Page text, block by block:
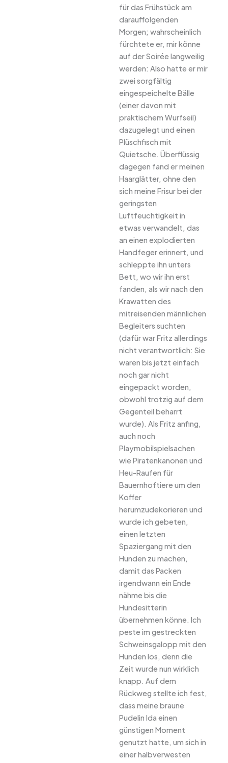
für das Frühstück am
darauffolgenden
Morgen; wahrscheinlich
fürchtete er, mir könne
auf der Soirée langweilig
werden: Also hatte er mir
zwei sorgfältig
eingespeichelte Bälle
(einer davon mit
praktischem Wurfseil)
dazugelegt und einen
Plüschfisch mit
Quietsche. Überflüssig
dagegen fand er meinen
Haarglätter, ohne den
sich meine Frisur bei der
geringsten
Luftfeuchtigkeit in
etwas verwandelt, das
an einen explodierten
Handfeger erinnert, und
schleppte ihn unters
Bett, wo wir ihn erst
fanden, als wir nach den
Krawatten des
mitreisenden männlichen
Begleiters suchten
(dafür war Fritz allerdings
nicht verantwortlich: Sie
waren bis jetzt einfach
noch gar nicht
eingepackt worden,
obwohl trotzig auf dem
Gegenteil beharrt
wurde). Als Fritz anfing,
auch noch
Playmobilspielsachen
wie Piratenkanonen und
Heu-Raufen für
Bauernhoftiere um den
Koffer
herumzudekorieren und
wurde ich gebeten,
einen letzten
Spaziergang mit den
Hunden zu machen,
damit das Packen
irgendwann ein Ende
nähme bis die
Hundesitterin
übernehmen könne. Ich
peste im gestreckten
Schweinsgalopp mit den
Hunden los, denn die
Zeit wurde nun wirklich
knapp. Auf dem
Rückweg stellte ich fest,
dass meine braune
Pudelin Ida einen
günstigen Moment
genutzt hatte, um sich in
einer halbverwesten